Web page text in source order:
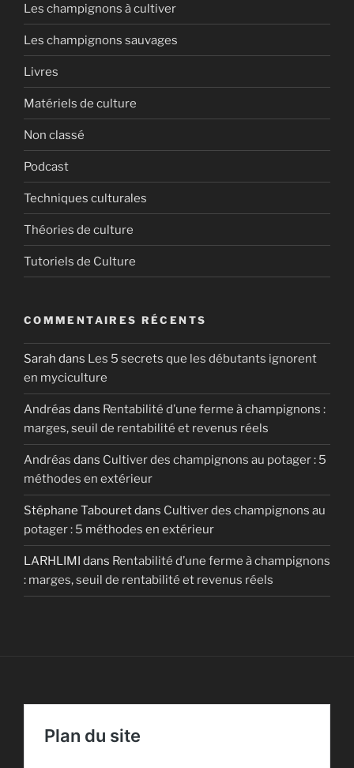
Les champignons à cultiver
Les champignons sauvages
Livres
Matériels de culture
Non classé
Podcast
Techniques culturales
Théories de culture
Tutoriels de Culture
COMMENTAIRES RÉCENTS
Sarah dans Les 5 secrets que les débutants ignorent
en myciculture
Andréas dans Rentabilité d’une ferme à champignons :
marges, seuil de rentabilité et revenus réels
Andréas dans Cultiver des champignons au potager : 5
méthodes en extérieur
Stéphane Tabouretdans Cultiver des champignons au
potager : 5 méthodes en extérieur
LARHLIMI dans Rentabilité d’une ferme à champignons
: marges, seuil de rentabilité et revenus réels